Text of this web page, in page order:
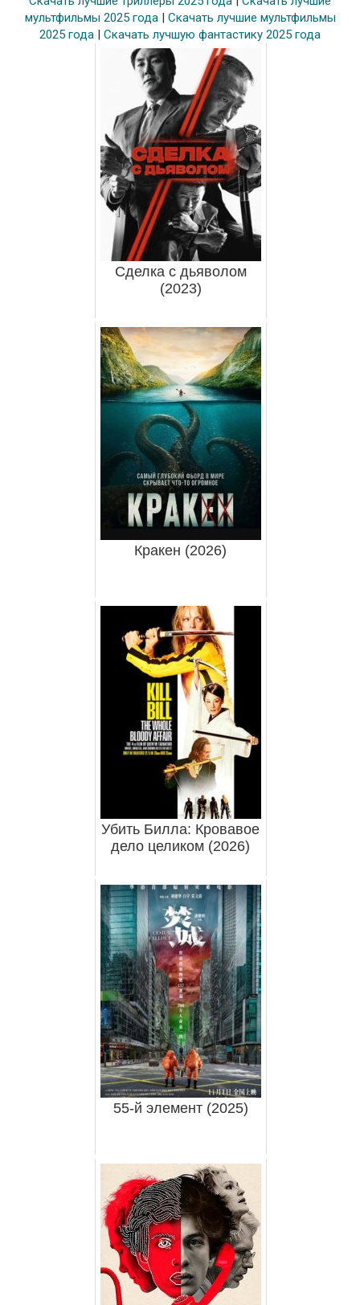
мультфильмы 2025 года| Скачать лучшие мультфильмы
2025 года
Скачать лучшую фантастику 2025 года
Сделка с дьяволом
(2023)
Кракен (2026)
Убить Билла: Кровавое
дело целиком (2026)
55-й элемент (2025)